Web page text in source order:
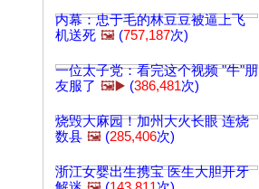
内幕：忠于毛的林豆豆被逼上飞
机送死 🖼️ (757,187次)
一位太子党：看完这个视频 "牛"朋
友服了 🖼️▶️ (386,481次)
烧毁大麻园！加州大火长眼 连烧
数县 🖼️ (285,406次)
浙江女婴出生携宝 医生大胆开牙